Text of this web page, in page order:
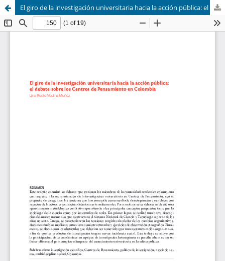
El giro de la investigación universitaria hacia la acción pública: el debate sobre los Centros de Pensamiento en Colombia